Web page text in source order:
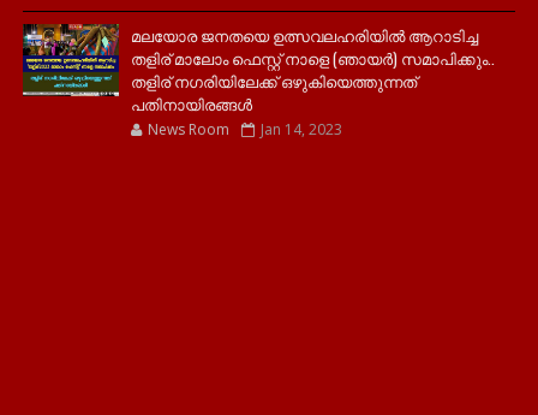
മലയോര ജനതയെ ഉത്സവലഹരിയിൽ ആറാടിച്ച
തളിര് മാലോം ഫെസ്റ്റ് നാളെ (ഞായർ) സമാപിക്കും..
തളിര് നഗരിയിലേക്ക് ഒഴുകിയെത്തുന്നത്
പതിനായിരങ്ങൾ
News Room Jan 14, 2023